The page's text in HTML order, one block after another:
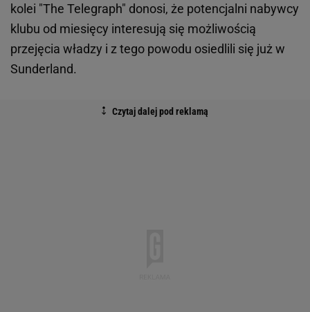
kolei "The Telegraph" donosi, że potencjalni nabywcy
klubu od miesięcy interesują się możliwością
przejęcia władzy i z tego powodu osiedlili się już w
Sunderland.